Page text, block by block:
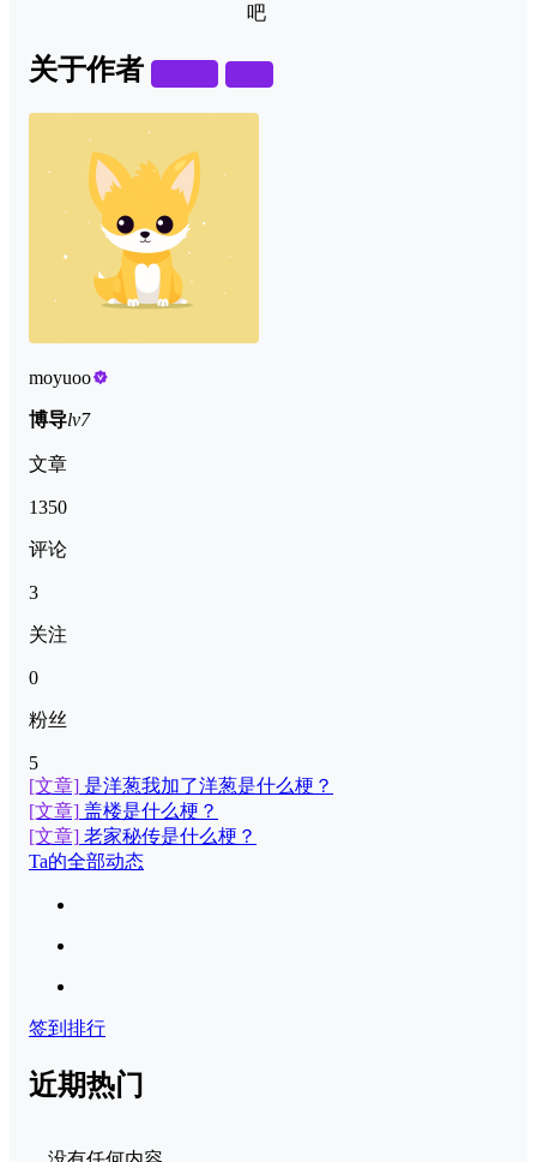
吧
关于作者
moyuoo
博导lv7
文章
1350
评论
3
关注
0
粉丝
5
[文章] 是洋葱我加了洋葱是什么梗？
[文章] 盖楼是什么梗？
[文章] 老家秘传是什么梗？
Ta的全部动态
签到排行
近期热门